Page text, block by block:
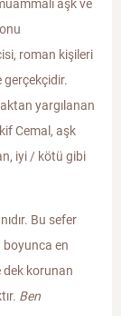
aşk ve
roman kişileri
yargılanan
Cemal, aşk
iyi / kötü gibi
Bu sefer
en
dek korunan
Ben